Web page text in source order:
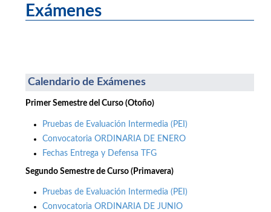
Exámenes
Calendario de Exámenes
Primer Semestre del Curso (Otoño)
Pruebas de Evaluación Intermedia (PEI)
Convocatoria ORDINARIA DE ENERO
Fechas Entrega y Defensa TFG
Segundo Semestre de Curso (Primavera)
Pruebas de Evaluación Intermedia (PEI)
Convocatoria ORDINARIA DE JUNIO